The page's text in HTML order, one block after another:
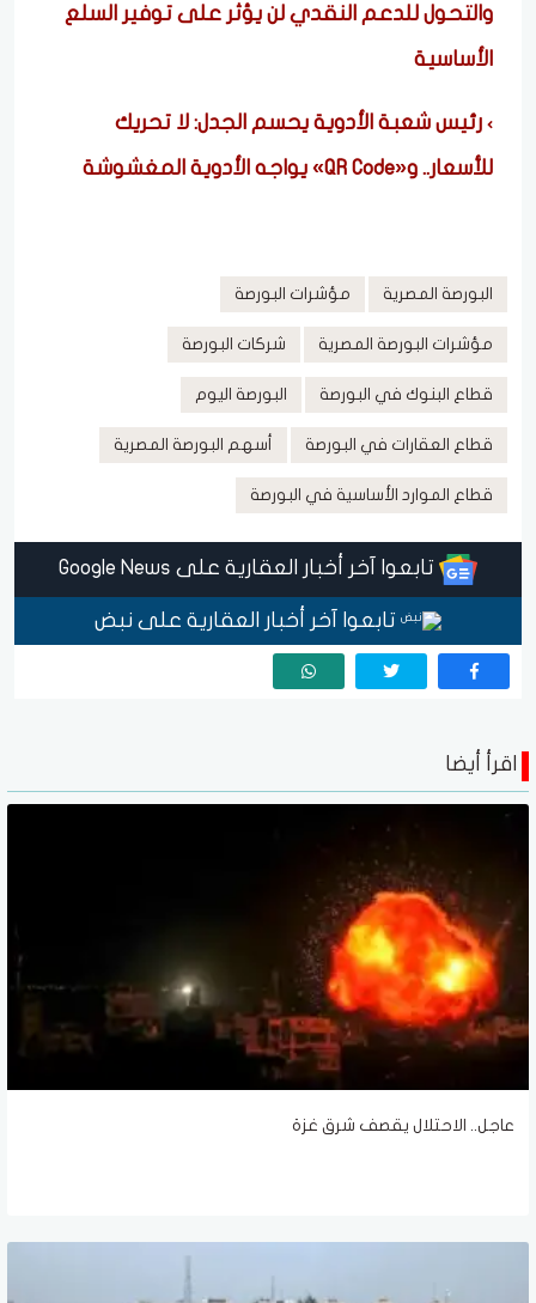
والتحول للدعم النقدي لن يؤثر على توفير السلع
الأساسية
رئيس شعبة الأدوية يحسم الجدل: لا تحريك
للأسعار.. و«QR Code» يواجه الأدوية المغشوشة
البورصة المصرية مؤشرات البورصة
مؤشرات البورصة المصرية شركات البورصة
قطاع البنوك في البورصة البورصة اليوم
قطاع العقارات في البورصة أسهم البورصة المصرية
قطاع الموارد الأساسية في البورصة
تابعوا آخر أخبار العقارية على Google News
تابعوا آخر أخبار العقارية على نبض
اقرأ أيضا
عاجل.. الاحتلال يقصف شرق غزة